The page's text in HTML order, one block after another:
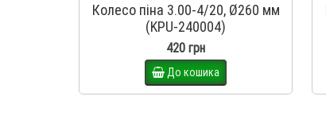
Колесо піна 3.00-4/20, Ø260 мм
(KPU-240004)
420 грн
До кошика